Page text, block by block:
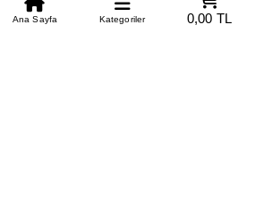
0850 305 09 70
Beden Tablosu Banka Hesapları
Ana Sayfa Kategoriler 0,00 TL